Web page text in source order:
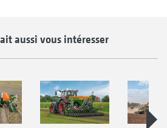
aussi vous intéresser